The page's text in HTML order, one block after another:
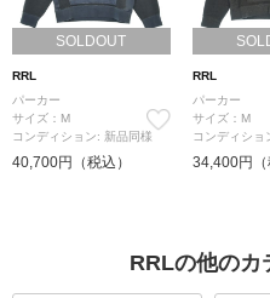
SOLDOUT
RRL
パーカー
サイズ：M
コンディション: 新品同様
40,700円（税込）
RRL
パーカー
サイズ：M
コンディショ
34,400円（
RRLの他のカ